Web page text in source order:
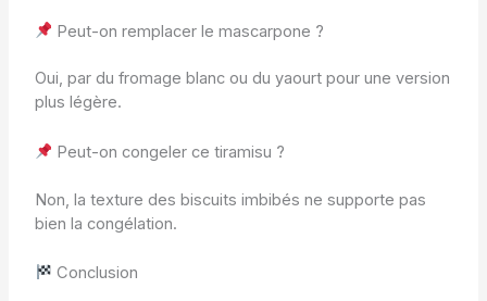
Peut-on remplacer le mascarpone ?
Oui, par du fromage blanc ou du yaourt pour une version
plus légère.
Peut-on congeler ce tiramisu ?
Non, la texture des biscuits imbibés ne supporte pas
bien la congélation.
Conclusion